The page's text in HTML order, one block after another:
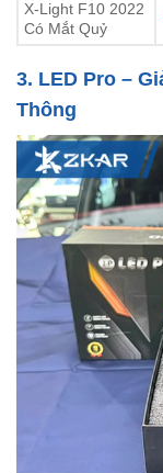
X-Light F10 2022
Có Mắt Quỷ
3. LED Pro –
Thông